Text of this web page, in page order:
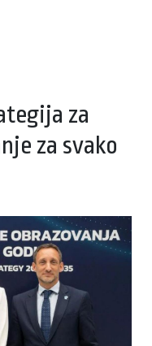
za
za svako